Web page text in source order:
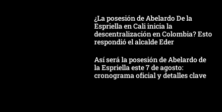
¿La posesión de Abelardo De la
Espriella en Cali inicia la
descentralización en Colombia? Esto
respondió el alcalde Eder
Así será la posesión de Abelardo de
la Espriella este 7 de agosto:
cronograma oficial y detalles clave